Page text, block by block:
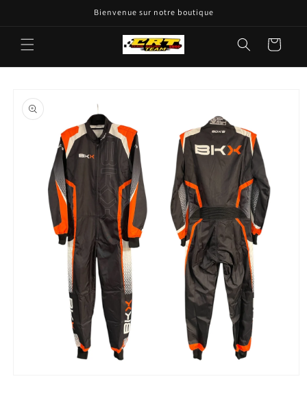
Bienvenue sur notre boutique
Panier
informations
produits